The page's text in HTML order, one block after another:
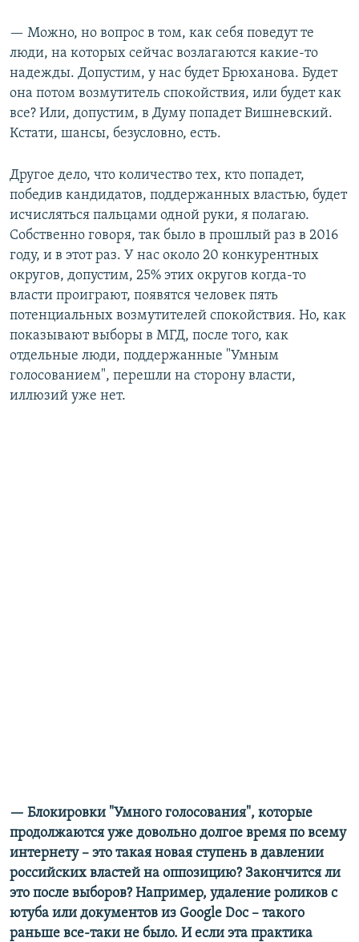
— Можно, но вопрос в том, как себя поведут те
люди, на которых сейчас возлагаются какие-то
надежды. Допустим, у нас будет Брюханова. Будет
она потом возмутитель спокойствия, или будет как
все? Или, допустим, в Думу попадет Вишневский.
Кстати, шансы, безусловно, есть.
Другое дело, что количество тех, кто попадет,
победив кандидатов, поддержанных властью, будет
исчисляться пальцами одной руки, я полагаю.
Собственно говоря, так было в прошлый раз в 2016
году, и в этот раз. У нас около 20 конкурентных
округов, допустим, 25% этих округов когда-то
власти проиграют, появятся человек пять
потенциальных возмутителей спокойствия. Но, как
показывают выборы в МГД, после того, как
отдельные люди, поддержанные "Умным
голосованием", перешли на сторону власти,
иллюзий уже нет.
— Блокировки "Умного голосования", которые
продолжаются уже довольно долгое время по всему
интернету – это такая новая ступень в давлении
российских властей на оппозицию? Закончится ли
это после выборов? Например, удаление роликов с
ютуба или документов из Google Doc – такого
раньше все-таки не было. И если эта практика